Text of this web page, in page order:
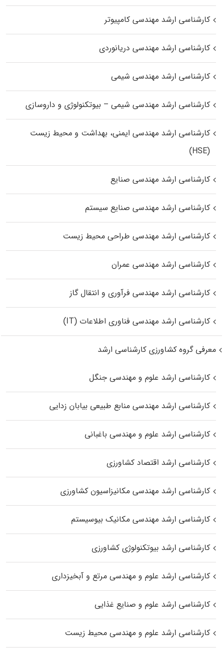
کارشناسی ارشد مهندسی کامپیوتر
کارشناسی ارشد مهندسی دریانوردی
کارشناسی ارشد مهندسی شیمی
کارشناسی ارشد مهندسی شیمی – بیوتکنولوژی و داروسازی
کارشناسی ارشد مهندسی ایمنی، بهداشت و محیط زیست
(HSE)
کارشناسی ارشد مهندسی صنایع
کارشناسی ارشد مهندسی صنایع سیستم
کارشناسی ارشد مهندسی طراحی محیط زیست
کارشناسی ارشد مهندسی عمران
کارشناسی ارشد مهندسی فرآوری و انتقال گاز
کارشناسی ارشد مهندسی فناوری اطلاعات (IT)
معرفی گروه کشاورزی کارشناسی ارشد
کارشناسی ارشد علوم و مهندسی جنگل
کارشناسی ارشد مهندسی منابع طبیعی بیابان زدایی
کارشناسی ارشد علوم و مهندسی باغبانی
کارشناسی ارشد اقتصاد کشاورزی
کارشناسی ارشد مهندسی مکانیزاسیون کشاورزی
کارشناسی ارشد مهندسی مکانیک بیوسیستم
کارشناسی ارشد بیوتکنولوژی کشاورزی
کارشناسی ارشد علوم و مهندسی مرتع و آبخیزداری
کارشناسی ارشد علوم و صنایع غذایی
کارشناسی ارشد علوم و مهندسی محیط زیست